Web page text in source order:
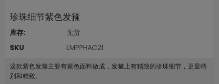
珍珠细节紫色发箍
库存:
无货
SKU
LMPPHAC21
这款紫色发箍主要有紫色面料做成，发箍上有精致的珍珠细节，更显特
别和精致。